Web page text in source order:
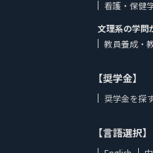
看護・保健
文理系の学問
教員養成・
【奨学金】
奨学金を探
【言語選択】